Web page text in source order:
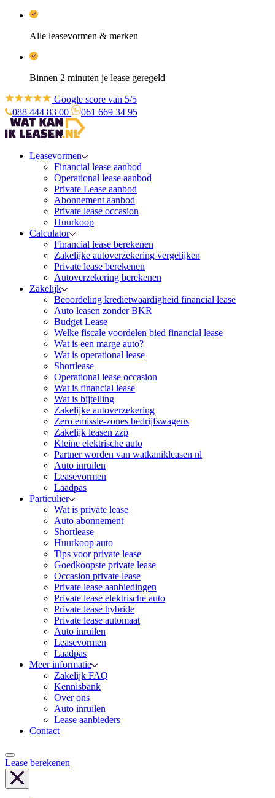
Alle leasevormen & merken
Binnen 2 minuten je lease geregeld
Google score van 5/5
088 444 83 00
061 669 34 95
Leasevormen
Financial lease aanbod
Operational lease aanbod
Private Lease aanbod
Abonnement aanbod
Private lease occasion
Huurkoop
Calculator
Financial lease berekenen
Zakelijke autoverzekering vergelijken
Private lease berekenen
Autoverzekering berekenen
Zakelijk
Beoordeling kredietwaardigheid financial lease
Auto leasen zonder BKR
Budget Lease
Welke fiscale voordelen bied financial lease
Wat is een marge auto?
Wat is operational lease
Shortlease
Operational lease occasion
Wat is financial lease
Wat is bijtelling
Zakelijke autoverzekering
Zero emissie-zones bedrijfswagens
Zakelijk leasen zzp
Kleine elektrische auto
Partner worden van watkanikleasen nl
Auto inruilen
Leasevormen
Laadpas
Particulier
Wat is private lease
Auto abonnement
Shortlease
Huurkoop auto
Tips voor private lease
Goedkoopste private lease
Occasion private lease
Private lease aanbiedingen
Private lease elektrische auto
Private lease hybride
Private lease automaat
Auto inruilen
Leasevormen
Laadpas
Meer informatie
Zakelijk FAQ
Kennisbank
Over ons
Auto inruilen
Lease aanbieders
Contact
Lease berekenen